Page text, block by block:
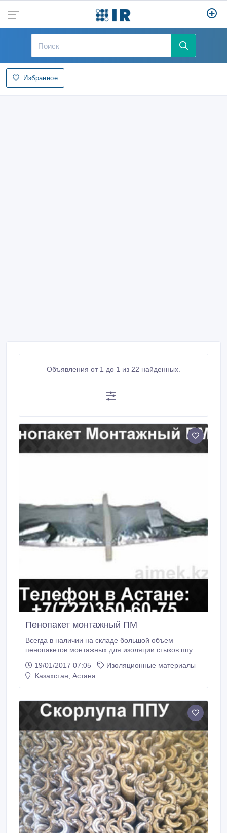
Избранное
Объявления от 1 до 1 из 22 найденных.
Пенопакет монтажный ПМ
Всегда в наличии на складе большой объем
пенопакетов монтажных для изоляции стыков ппу
соответствующего объема для каждого диаметра
труб в ППУ изоляции. Количество компонентов А и
толщины в соответствии с ГОСТ 30732-2006.
19/01/2017 07:05
Изоляционные материалы
Казахстан, Астана